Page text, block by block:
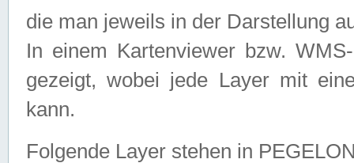
die man jeweils in der Darstellung
In einem Kartenviewer bzw.
gezeigt, wobei jede Layer mit
kann.
Folgende Layer stehen in